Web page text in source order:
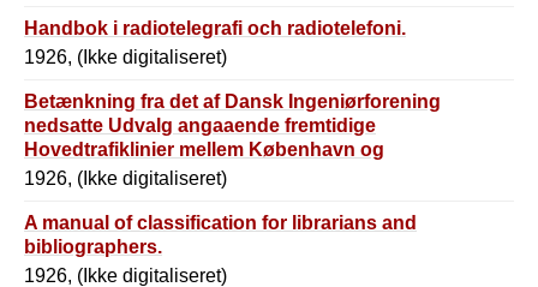
Handbok i radiotelegrafi och radiotelefoni.
1926, (Ikke digitaliseret)
Betænkning fra det af Dansk Ingeniørforening
nedsatte Udvalg angaaende fremtidige
Hovedtrafiklinier mellem København og
Nabokommunerne af April 1926.
1926, (Ikke digitaliseret)
A manual of classification for librarians and
bibliographers.
1926, (Ikke digitaliseret)